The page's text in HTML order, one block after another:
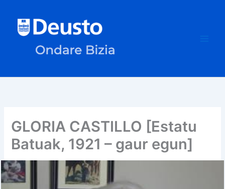
contenido
GLORIA CASTILLO [Estatu
Batuak, 1921 – gaur egun]